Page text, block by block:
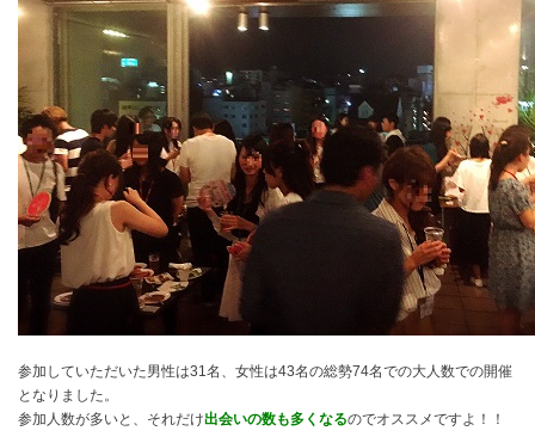
参加していただいた男性は31名、女性は43名の総勢74名での大人数での開催
となりました。
参加人数が多いと、それだけ出会いの数も多くなるのでオススメですよ！！